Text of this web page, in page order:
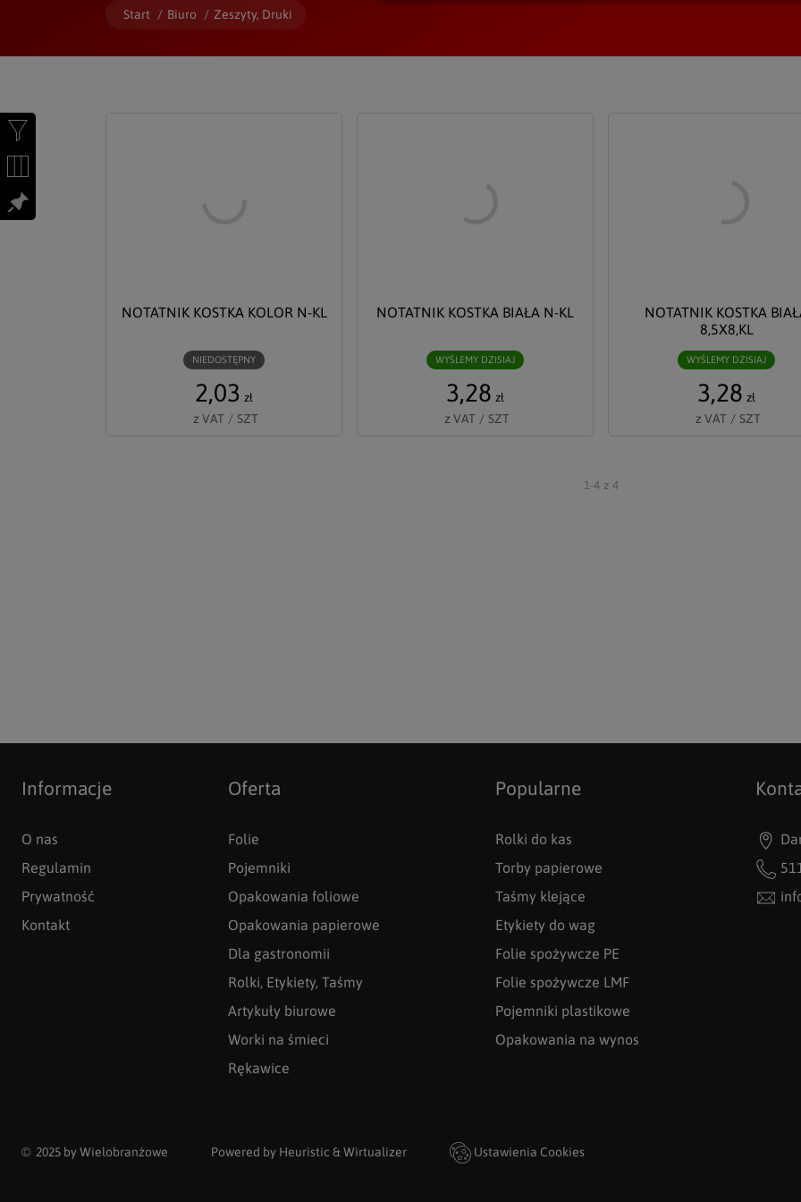
Start / Biuro / Zeszyty, Druki
NOTATNIK KOSTKA KOLOR N-KL
NIEDOSTĘPNY
2,03 zł
z VAT / SZT
NOTATNIK KOSTKA BIAŁA N-KL
WYŚLEMY DZISIAJ
3,28 zł
z VAT / SZT
NOTATNIK KOSTKA
8,5X8,KL
WYŚLEMY DZISIAJ
3,28 zł
z VAT / SZT
1-4 z 4
Informacje
O nas
Regulamin
Prywatność
Kontakt
Oferta
Folie
Pojemniki
Opakowania foliowe
Opakowania papierowe
Dla gastronomii
Rolki, Etykiety, Taśmy
Artykuły biurowe
Worki na śmieci
Rękawice
Popularne
Rolki do kas
Torby papierowe
Taśmy klejące
Etykiety do wag
Folie spożywcze PE
Folie spożywcze LMF
Pojemniki plastikowe
Opakowania na wynos
© 2025 by Wielobranżowe Powered by Heuristic &Wirtualizer Ustawienia Cookies